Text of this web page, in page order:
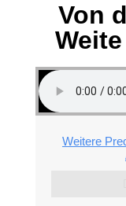
Von
Weitere